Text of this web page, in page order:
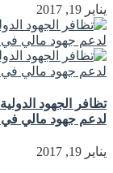
يناير 19, 2017
تظافر الجهود
لدعم جهود مالي في
يناير 19, 2017